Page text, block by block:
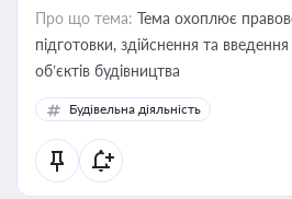
Про що тема: Тема охоплює
підготовки, здійснення та
об’єктів будівництва
Будівельна діяльність